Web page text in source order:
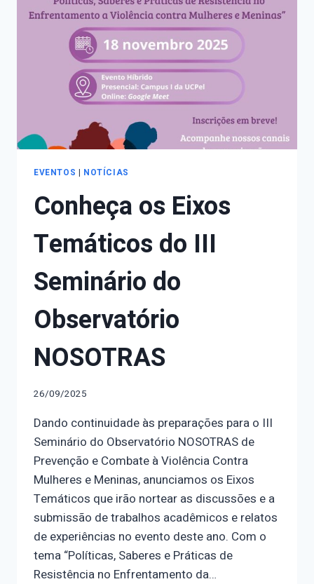
SEMINÁRIO
DO
OBSERVATÓRIO
NOSOTRAS
EVENTOS | NOTÍCIAS
Conheça os Eixos
Temáticos do III
Seminário do
Observatório
NOSOTRAS
26/09/2025
Dando continuidade às preparações para o III
Seminário do Observatório NOSOTRAS de
Prevenção e Combate à Violência Contra
Mulheres e Meninas, anunciamos os Eixos
Temáticos que irão nortear as discussões e a
submissão de trabalhos acadêmicos e relatos
de experiências no evento deste ano. Com o
tema “Políticas, Saberes e Práticas de
Resistência no Enfrentamento da…